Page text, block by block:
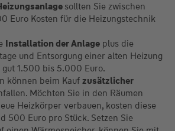
sollten Sie zwischen
Euro Kosten für die Heizungstechnik
Installation der Anlageplus die
und Entsorgung einer alten Heizung
1.500 bis 5.000 Euro.
können beim Kauf zusätzlicher
Möchten Sie in den Räumen
Heizkörper verbauen, kosten diese
500 Euro pro Stück. Setzen Sie